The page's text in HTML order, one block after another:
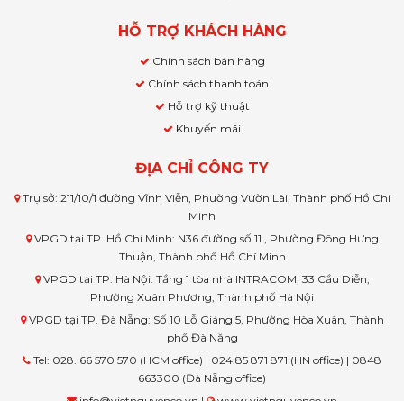
HỖ TRỢ KHÁCH HÀNG
Chính sách bán hàng
Chính sách thanh toán
Hỗ trợ kỹ thuật
Khuyến mãi
ĐỊA CHỈ CÔNG TY
Trụ sở: 211/10/1 đường Vĩnh Viễn, Phường Vườn Lài, Thành phố Hồ Chí
Minh
VPGD tại TP. Hồ Chí Minh: N36 đường số 11 , Phường Đông Hưng
Thuận, Thành phố Hồ Chí Minh
VPGD tại TP. Hà Nội: Tầng 1 tòa nhà INTRACOM, 33 Cầu Diễn,
Phường Xuân Phương, Thành phố Hà Nội
VPGD tại TP. Đà Nẵng: Số 10 Lỗ Giáng 5, Phường Hòa Xuân, Thành
phố Đà Nẵng
Tel: 028. 66 570 570 (HCM office) | 024.85 871 871 (HN office) | 0848
663300 (Đà Nẵng office)